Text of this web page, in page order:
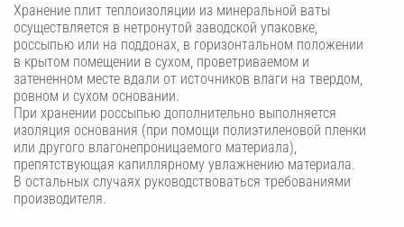
Хранение плит теплоизоляции из минеральной ваты
осуществляется в нетронутой заводской упаковке,
россыпью или на поддонах, в горизонтальном положении
в крытом помещении в сухом, проветриваемом и
затененном месте вдали от источников влаги на твердом,
ровном и сухом основании.
При хранении россыпью дополнительно выполняется
изоляция основания (при помощи полиэтиленовой пленки
или другого влагонепроницаемого материала),
препятствующая капиллярному увлажнению материала.
В остальных случаях руководствоваться требованиями
производителя.